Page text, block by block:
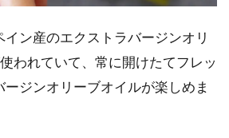
ン産のエクストラバージンオリ
われていて、常に開けたてフレッ
ージンオリーブオイルが楽しめま